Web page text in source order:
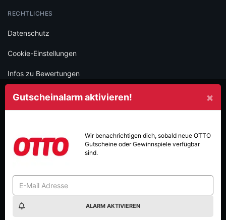
×
Gutscheinalarm aktivieren!
Wir benachrichtigen dich, sobald neue OTTO
Gutscheine oder Gewinnspiele verfügbar
sind.
ALARM AKTIVIEREN
RECHTLICHES
Datenschutz
Cookie-Einstellungen
Infos zu Bewertungen
AGB
Folge schülerrabatte.com und verpasse keine Deals mehr.
Made with
in Vienna.